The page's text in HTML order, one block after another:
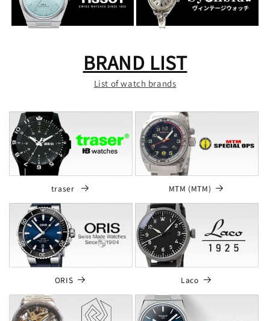
BRAND LIST
List of watch brands
traser MTM (MTM)
ORIS Laco